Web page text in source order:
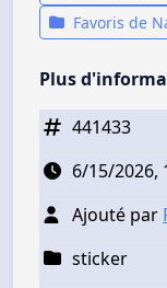
Favoris de
Plus
441433
6/15/2026,
Ajouté par
sticker